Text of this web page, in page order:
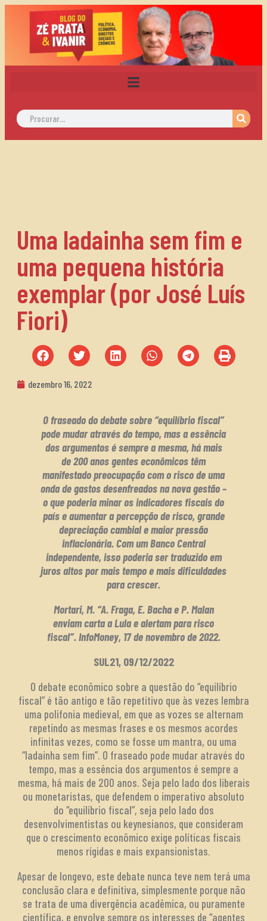
Uma ladainha sem fim e
uma pequena história
exemplar (por José Luís
Fiori)
dezembro 16, 2022
O fraseado do debate sobre “equilíbrio fiscal”
pode mudar através do tempo, mas a essência
dos argumentos é sempre a mesma, há mais
de 200 anos gentes econômicos têm
manifestado preocupação com o risco de uma
onda de gastos desenfreados na nova gestão –
o que poderia minar os indicadores fiscais do
país e aumentar a percepção de risco, grande
depreciação cambial e maior pressão
inflacionária. Com um Banco Central
independente, isso poderia ser traduzido em
juros altos por mais tempo e mais dificuldades
para crescer.
Mortari, M. “A. Fraga, E. Bacha e P. Malan
enviam carta a Lula e alertam para risco
fiscal”. InfoMoney, 17 de novembro de 2022.
SUL21, 09/12/2022
O debate econômico sobre a questão do “equilíbrio
fiscal” é tão antigo e tão repetitivo que às vezes lembra
uma polifonia medieval, em que as vozes se alternam
repetindo as mesmas frases e os mesmos acordes
infinitas vezes, como se fosse um mantra, ou uma
“ladainha sem fim”. O fraseado pode mudar através do
tempo, mas a essência dos argumentos é sempre a
mesma, há mais de 200 anos. Seja pelo lado dos liberais
ou monetaristas, que defendem o imperativo absoluto
do “equilíbrio fiscal”, seja pelo lado dos
desenvolvimentistas ou keynesianos, que consideram
que o crescimento econômico exige políticas fiscais
menos rígidas e mais expansionistas.
Apesar de longevo, este debate nunca teve nem terá uma
conclusão clara e definitiva, simplesmente porque não
se trata de uma divergência acadêmica, ou puramente
científica, e envolve sempre os interesses de “agentes